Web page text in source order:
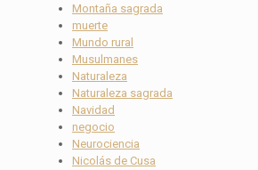
Montaña sagrada
muerte
Mundo rural
Musulmanes
Naturaleza
Naturaleza sagrada
Navidad
negocio
Neurociencia
Nicolás de Cusa